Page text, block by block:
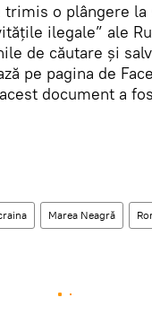
o plângere la
ilegale” ale
de căutare și
pe pagina de
document a
Marea Neagră